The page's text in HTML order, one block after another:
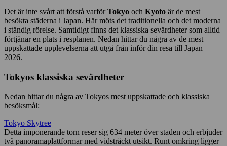
Det är inte svårt att förstå varförTokyo och Kyoto är de mest
besökta städerna i Japan. Här möts det traditionella och det moderna
i ständig rörelse. Samtidigt finns det klassiska sevärdheter som alltid
förtjänar en plats i resplanen. Nedan hittar du några av de mest
uppskattade upplevelserna att utgå från inför din resa till Japan
2026.
Tokyos klassiska sevärdheter
Nedan hittar du några av Tokyos mest uppskattade och klassiska
besöksmål:
Tokyo Skytree
Detta imponerande torn reser sig 634 meter över staden och erbjuder
två panoramaplattformar med vidsträckt utsikt. Runt omkring ligger